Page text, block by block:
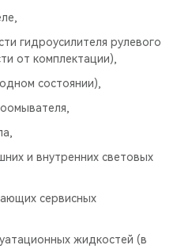
гидроусилителя рулевого
от комплектации),
состоянии),
и внутренних световых
сервисных
жидкостей (в